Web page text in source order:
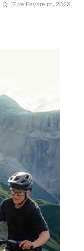
17 de Fevereiro, 2023